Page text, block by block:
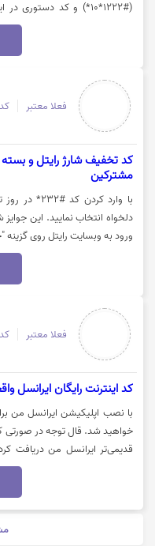
(#1222*10*) و کد
افزایش اعتبار و دریافت هدیه
فعلا معتبر
کد تخفیف شارژ رایتل و بسته
مشترکین
ورود به وبسایت رایتل روی گزینه
فعلا معتبر
کد اینترنت رایگان ایرانسل واقعی تا 50
خواهید شد. قال توجه در صورتی
قدیمی‌تر ایرانسل من دریافت
ایرانسل من دوباره به شما
بایست بر روی "خرید کنید" کلیک